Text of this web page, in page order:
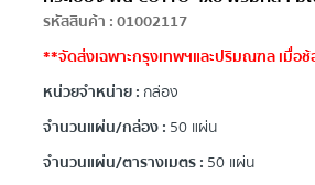
รหัสสินค้า :01002117
**จัดส่งเฉพาะกรุงเทพฯและปริมณฑล เมื่อ
หน่วยจำหน่าย : กล่อง
จำนวนแผ่น/กล่อง : 50 แผ่น
จำนวนแผ่น/ตารางเมตร : 50 แผ่น